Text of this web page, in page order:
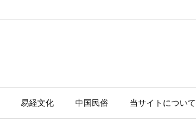
易経文化 中国民俗 当サイトについて